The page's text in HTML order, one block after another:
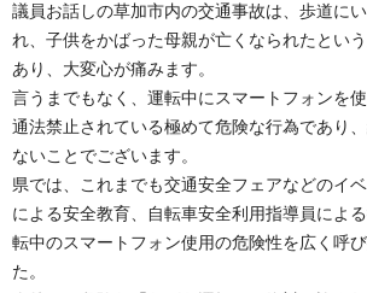
議員お話しの草加市内の交通事故は、歩道に
れ、子供をかばった母親が亡くなられたとい
あり、大変心が痛みます。
言うまでもなく、運転中にスマートフォンを
通法禁止されている極めて危険な行為であり
ないことでございます。
県では、これまでも交通安全フェアなどのイ
による安全教育、自転車安全利用指導員によ
転中のスマートフォン使用の危険性を広く呼
た。